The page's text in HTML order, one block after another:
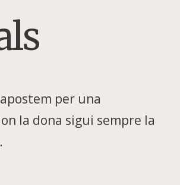
per una
la dona sigui sempre la